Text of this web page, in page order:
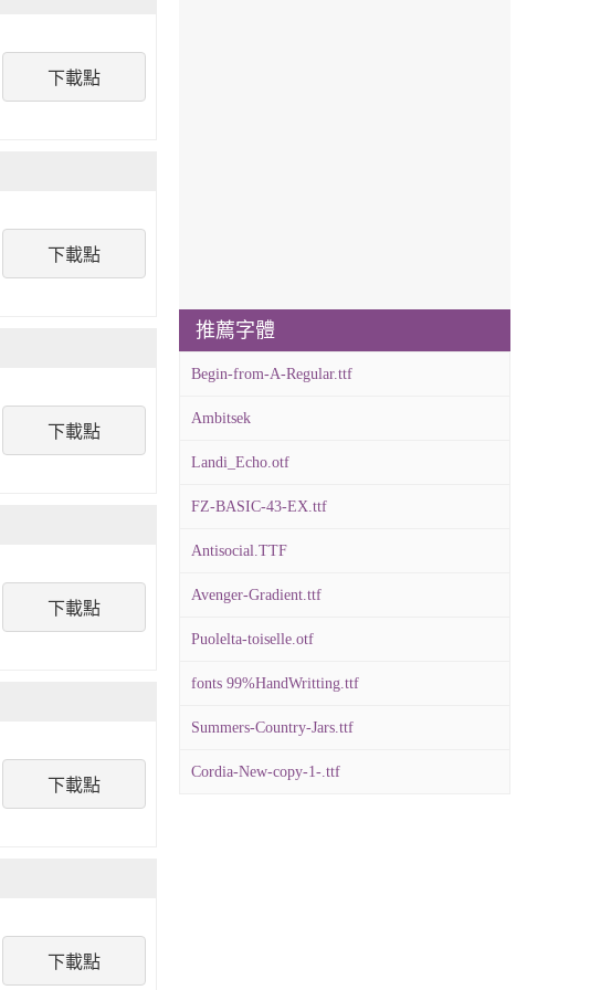
下載點
下載點
下載點
下載點
下載點
下載點
推薦字體
Begin-from-A-Regular.ttf
Ambitsek
Landi_Echo.otf
FZ-BASIC-43-EX.ttf
Antisocial.TTF
Avenger-Gradient.ttf
Puolelta-toiselle.otf
fonts 99%HandWritting.ttf
Summers-Country-Jars.ttf
Cordia-New-copy-1-.ttf